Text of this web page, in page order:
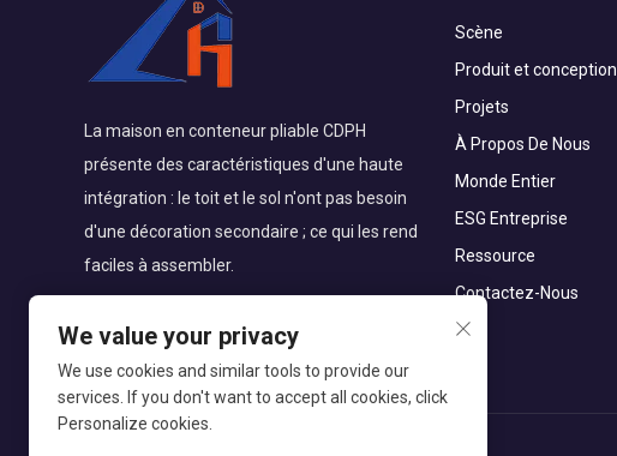
La maison en conteneur pliable CDPH
présente des caractéristiques d'une haute
intégration : le toit et le sol n'ont pas besoin
d'une décoration secondaire ; ce qui les rend
faciles à assembler.
Scène
Produit et conception
Projets
À Propos De Nous
Monde Entier
ESG Entreprise
Ressource
Contactez-Nous
We value your privacy
We use cookies and similar tools to provide our
services. If you don't want to accept all cookies, click
Personalize cookies.